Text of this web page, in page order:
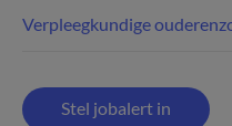
Verpleegkundige
Stel jobalert in